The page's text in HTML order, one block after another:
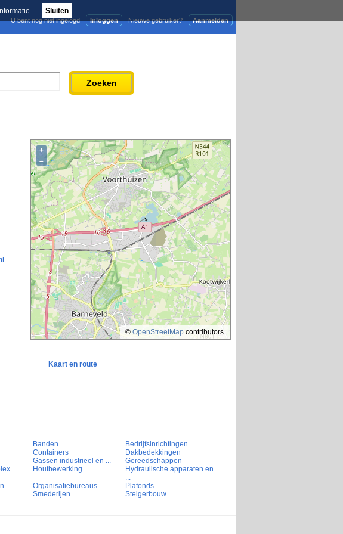
Sluiten
Aanmelden
Nieuwe gebruiker?
Inloggen
U bent nog niet ingelogd
Zoeken
+
–
© OpenStreetMap contributors.
Kaart en route
Banden
Bedrijfsinrichtingen
Containers
Dakbedekkingen
Gassen industrieel en ...
Gereedschappen
Houtbewerking
Hydraulische apparaten en
...
Organisatiebureaus
Plafonds
Smederijen
Steigerbouw